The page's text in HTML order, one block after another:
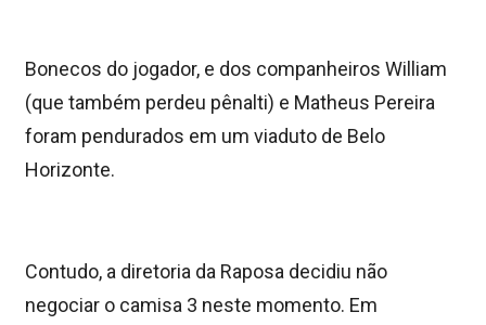
Bonecos do jogador, e dos companheiros William
(que também perdeu pênalti) e Matheus Pereira
foram pendurados em um viaduto de Belo
Horizonte.
Contudo, a diretoria da Raposa decidiu não
negociar o camisa 3 neste momento. Em